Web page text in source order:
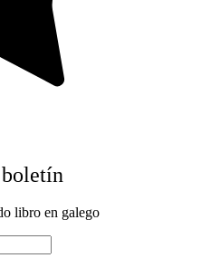
libro en galego